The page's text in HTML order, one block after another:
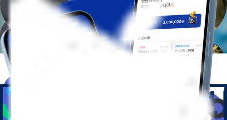
상황에 관계없이
모두가 누리는 금융 환경
매일 금융 ON
안전하고 쉬운 투자,
기대 수익 충족하는
새로운 금융 서비스
고객에게 데일리펀딩이
‘내 생애 금융’ ‘내 삶의 금융’이길 바랍니다
복잡하고 어려운 금융 대신
간편하고 쉬운 금융 환경을 만들어
고객의 삶 내내 데일리펀딩이 도움이 되고자 합니다
누구에게나 언제나 열린 금융,
금융의 저변을 넓히는